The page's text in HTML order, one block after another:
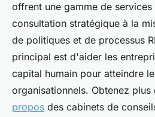
offrent une gamme de services
consultation stratégique à la
de politiques et de processus
principal est d'aider les
capital humain pour atteindre
organisationnels. Obtenez plus
propos des cabinets de